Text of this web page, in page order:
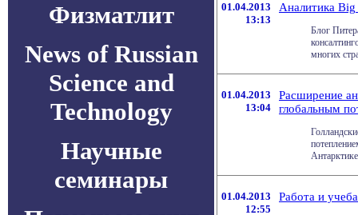
Физматлит
News of Russian
Science and
Technology
Научные
семинары
01.04.2013
13:13
Аналитика Big
Блог
многих
01.04.2013
13:04
Расширение
глобальным
01.04.2013
12:55
Работа и